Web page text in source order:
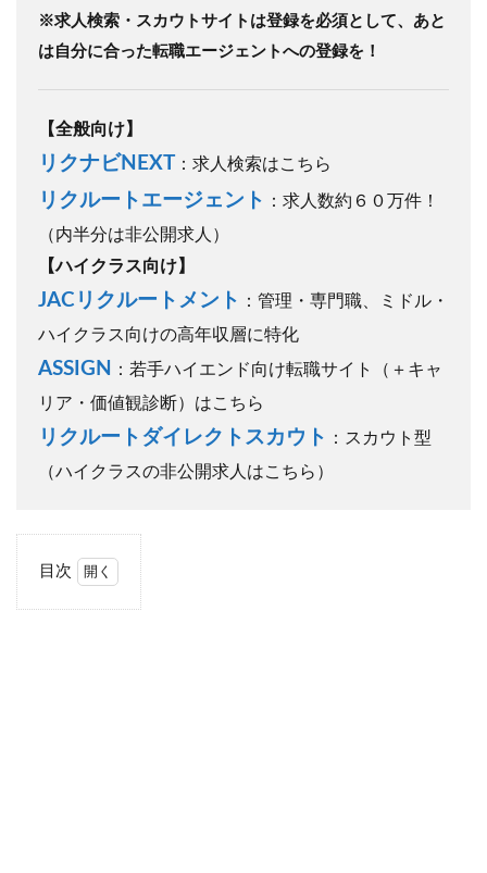
※求人検索・スカウトサイトは登録を必須として、あと
は自分に合った転職エージェントへの登録を！
【全般向け】
リクナビNEXT ：求人検索はこちら
リクルートエージェント
：求人数約６０万件！
（内半分は非公開求人）
【ハイクラス向け】
JACリクルートメント
：管理・専門職、ミドル・
ハイクラス向けの高年収層に特化
ASSIGN
：若手ハイエンド向け転職サイト（＋キャ
リア・価値観診断）はこちら
リクルートダイレクトスカウト
：スカウト型
（ハイクラスの非公開求人はこちら）
目次